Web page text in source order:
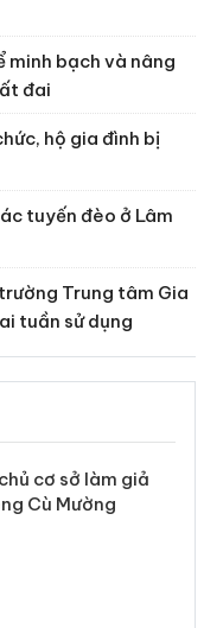
minh bạch và nâng
đai
hộ gia đình bị
tuyến đèo ở Lâm
Trung tâm Gia
tuần sử dụng
cơ sở làm giả
Cù Mường